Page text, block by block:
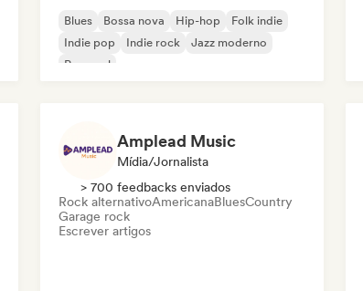
Blues Bossa nova Hip-hop
Folk indie
Indie pop
Indie rock
Jazz moderno
Pop soul
Amplead Music
Mídia/Jornalista
> 700 feedbacks enviados
Rock alternativoAmericanaBluesCountry
Garage rock
Escrever artigos